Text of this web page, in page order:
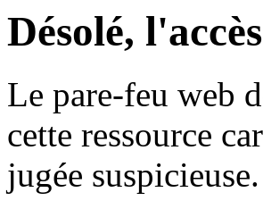
Désolé,
Le pare-feu web
cette ressource
jugée suspicieuse.